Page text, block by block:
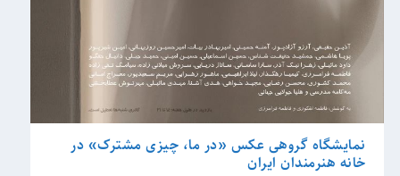
نمایشگاه گروهی عکس «در ما، چیزی مشترک» در
خانه هنرمندان ایران